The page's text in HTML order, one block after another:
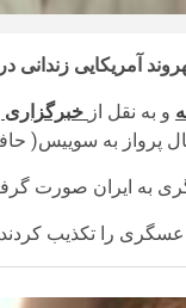
آمریکایی زندانی
و به نقل از خبرگزاری
پرواز به سوییس(
به ایران صورت
عسگری را تکذیب